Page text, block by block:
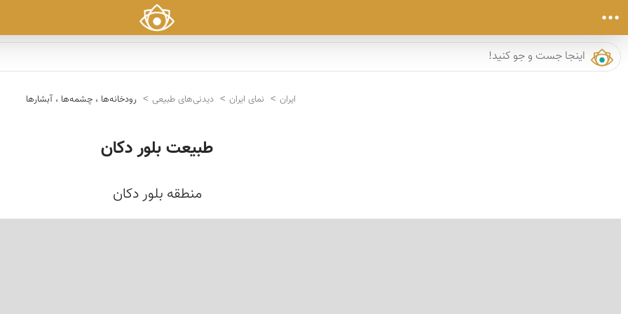
ایران نمای ایران دیدنی‌های طبیعی رودخانه‌ها ، چشمه‌ها ، آبشارها
طبیعت بلور دکان
منطقه بلور دکان